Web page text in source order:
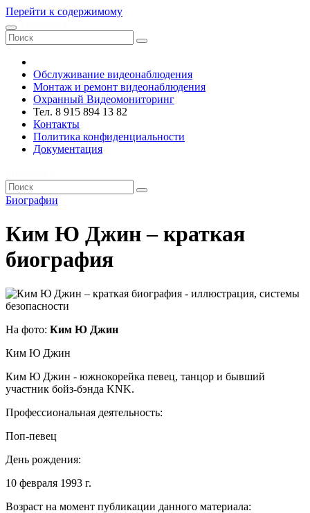
Перейти к содержимому
Обслуживание видеонаблюдения
Монтаж и ремонт видеонаблюдения
Охранный Видеомониторинг
Тел. 8 915 894 13 82
Контакты
Политика конфиденциальности
Документация
Биографии
Ким Ю Джин – краткая
биография
На фото: Ким Ю Джин
Ким Ю Джин
Ким Ю Джин - южнокорейка певец, танцор и бывший
участник бойз-бэнда KNK.
Профессиональная деятельность:
Поп-певец
День рождения:
10 февраля 1993 г.
Возраст на момент публикации данного материала: